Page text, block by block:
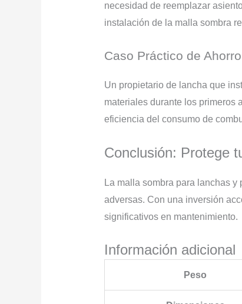
necesidad de reemplazar
instalación de la malla sombra
Caso Práctico de Ahorro
Un propietario de lancha que
materiales durante los primeros
eficiencia del consumo de
Conclusión: Protege
La malla sombra para lanchas y
adversas. Con una inversión
significativos en mantenimiento.
Información adicional
Peso